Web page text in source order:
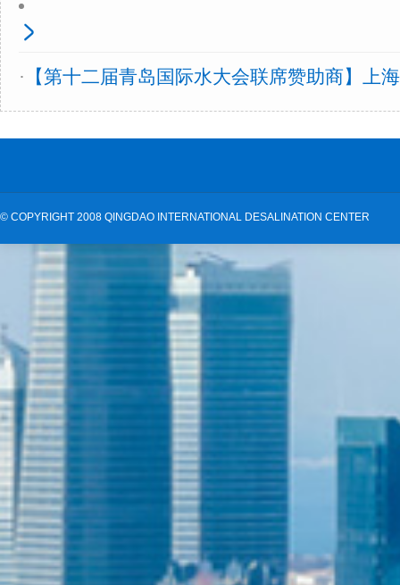
· 【第十二届青岛国际水大会联席赞助商】上
© COPYRIGHT 2008 QINGDAO INTERNATIONAL DESALINATION CENTER